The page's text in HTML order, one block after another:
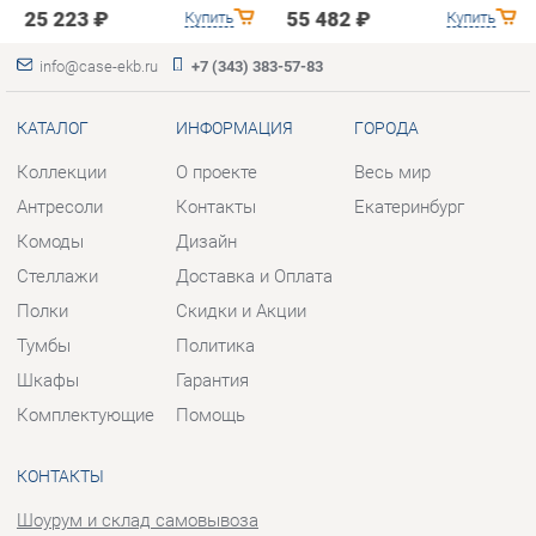
Коллекции
Комоды
Тумбы
Шкафы
Комплектующие
О проекте
Дизайн
Политика
Гарантия
Помощь
Весь мир
КОНТАКТЫ
Шоурум и склад самовывоза
Адрес: г. Березовский, ул.
Ленина, 2
Часы работы:
Пн - Пт:10:00 - 20:00 (GMT+5)